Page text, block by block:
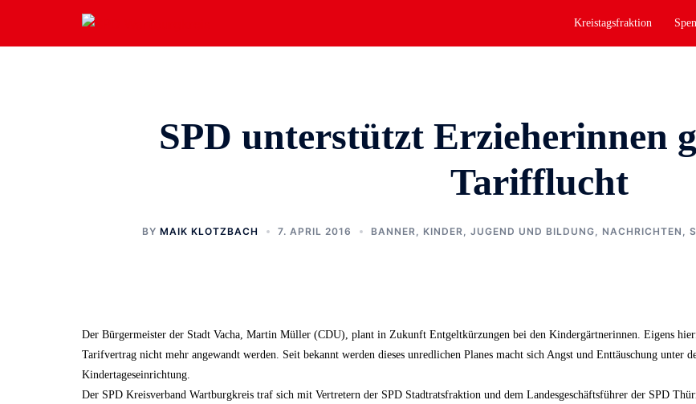
springen
Kreistagsfraktion
SPD unterstützt Erzieherinnen
Tarifflucht
BY MAIK KLOTZBACH 7. APRIL 2016 BANNER KINDER, JUGEND UND BILDUNG NACHRICHTEN
Der Bürgermeister der Stadt Vacha, Martin Müller (CDU), plant in Zukunft Entgeltkürzungen bei den Kindergärtnerinnen. Eigens
Tarifvertrag nicht mehr angewandt werden. Seit bekannt werden dieses unredlichen Planes macht sich Angst und Enttäuschung
Kindertageseinrichtung.
Der SPD Kreisverband Wartburgkreis traf sich mit Vertretern der SPD Stadtratsfraktion und dem Landesgeschäftsführer der SPD